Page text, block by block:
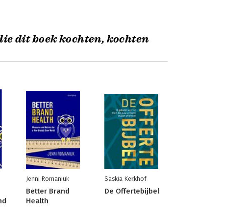
dit boek kochten, kochten
Jenni Romaniuk
Better Brand
Health
Saskia Kerkhof
De Offertebijbel